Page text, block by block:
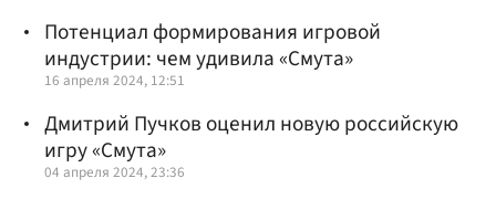
Потенциал формирования игровой
индустрии: чем удивила «Смута»
16 апреля 2024, 12:51
Дмитрий Пучков оценил новую российскую
игру «Смута»
04 апреля 2024, 23:36